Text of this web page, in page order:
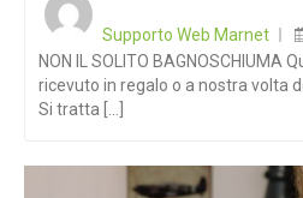
Supporto Web Marnet
NON IL SOLITO BAGNOSCHIUMA
ricevuto in regalo o a nostra volta
Si tratta [...]